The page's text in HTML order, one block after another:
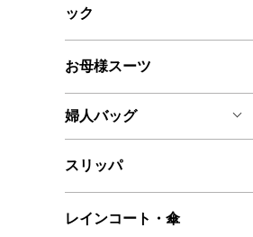
ック
お母様スーツ
婦人バッグ
スリッパ
レインコート・傘